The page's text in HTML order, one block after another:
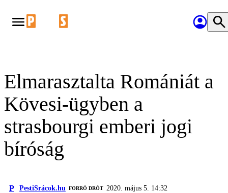
Elmarasztalta Romániát a
Kövesi-ügyben a
strasbourgi emberi jogi
bíróság
P PestiSrácok.hu FORRÓ DRÓT 2020. május 5. 14:32